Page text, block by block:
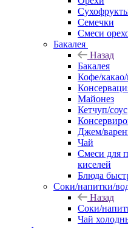
Семечки
Смеси
Бакалея
Назад
Бакалея
Кофе/
Майонез
Кетчуп/соус
Джем/
Чай
Смеси для
киселей
Блюда
Соки/напитки/
Назад
Соки/
Чай